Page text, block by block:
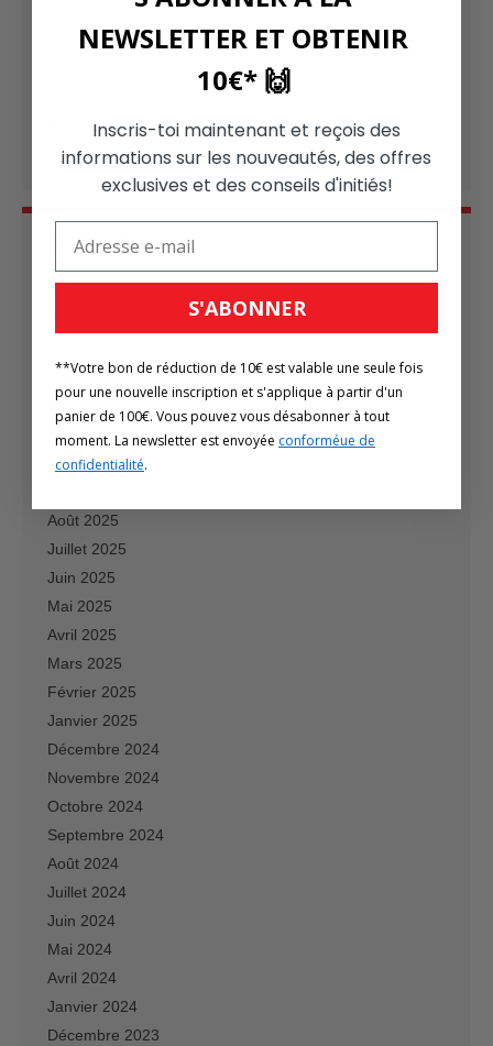
Février 16, 2026
Entraînement des jambes à la maison: les 4 meilleurs
exercices pour des jambes puissantes
ARCHIVE
Janvier 2026
Décembre 2025
Novembre 2025
Octobre 2025
Août 2025
Juillet 2025
Juin 2025
Mai 2025
Avril 2025
Mars 2025
Février 2025
Janvier 2025
Décembre 2024
Novembre 2024
Octobre 2024
Septembre 2024
Août 2024
Juillet 2024
Juin 2024
Mai 2024
Avril 2024
Janvier 2024
Décembre 2023
NEWSLETTER ET OBTENIR
10€* 🙌
Inscris-toi maintenant et reçois des
informations sur les nouveautés, des offres
exclusives et des conseils d'initiés!
S'ABONNER
**Votre bon de réduction de 10€ est valable une seule fois
pour une nouvelle inscription et s'applique à partir d'un
panier de 100€. Vous pouvez vous désabonner à tout
moment. La newsletter est envoyée conforméue de
confidentialité.